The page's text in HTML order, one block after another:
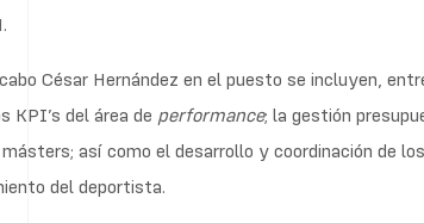
César Hernández en el puesto se incluyen,
KPI’s del área de performance; la gestión
así como el desarrollo y coordinación de
del deportista.